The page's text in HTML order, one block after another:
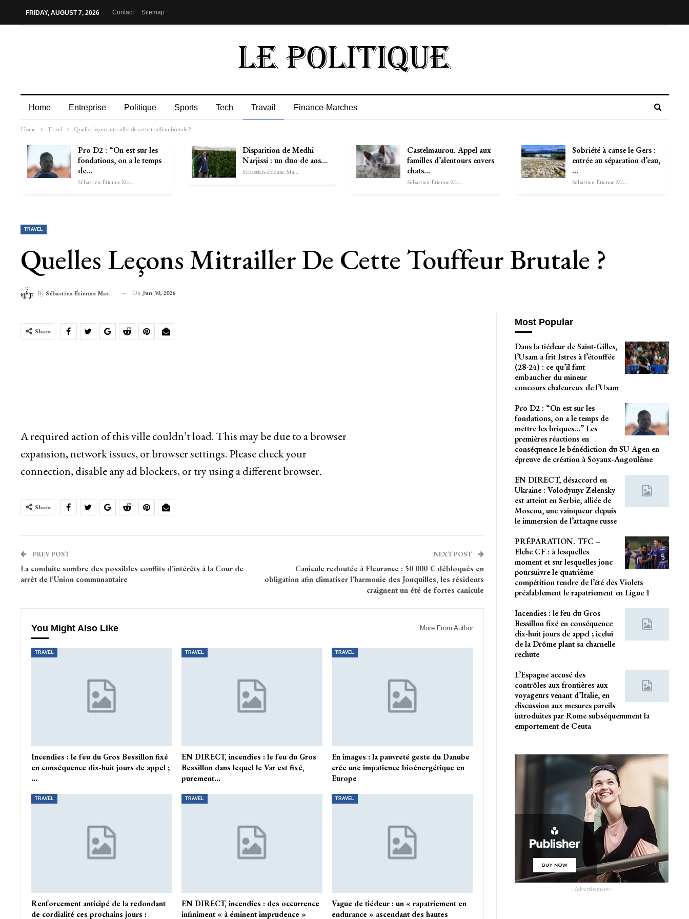
FRIDAY, AUGUST 7, 2026 Contact Sitemap
Home Entreprise Politique Sports Tech Travail Finance-Marches
Home Travel Quelles leçons mitrailler de cette touffeur brutale ?
Pro D2 : “On est sur les
fondations, on a le temps
de…
Sébastien-Étienne Marechal
Disparition de Medhi
Narjissi : un duo de ans…
Sébastien-Étienne Marechal
Castelmaurou. Appel aux
familles d’alentours envers
chats…
Sébastien-Étienne Marechal
Sobriété à cause le Gers :
entrée au séparation d’eau,
…
Sébastien-Étienne Marechal
TRAVEL
Quelles Leçons Mitrailler De Cette Touffeur Brutale ?
By Sébastien-Étienne Marechal On Jun 30, 2026
Share
A required action of this ville couldn’t load. This may be due to a browser
expansion, network issues, or browser settings. Please check your
connection, disable any ad blockers, or try using a different browser.
Share
PREV POST
La conduite sombre des possibles conflits d’intérêts à la Cour de
arrêt de l’Union communautaire
NEXT POST
Canicule redoutée à Fleurance : 50 000 € débloqués en
obligation afin climatiser l’harmonie des Jonquilles, les résidents
craignent un été de fortes canicule
You Might Also Like More From Author
TRAVEL
Incendies : le feu du Gros Bessillon fixé
en conséquence dix-huit jours de appel ;
…
TRAVEL
EN DIRECT, incendies : le feu du Gros
Bessillon dans lequel le Var est fixé,
purement…
TRAVEL
En images : la pauvreté geste du Danube
crée une impatience bioénergétique en
Europe
TRAVEL
Renforcement anticipé de la redondant
de cordialité ces prochains jours :
TRAVEL
EN DIRECT, incendies : des occurrence
infiniment « à éminent imprudence »
TRAVEL
Vague de tiédeur : un « rapatriement en
endurance » ascendant des hautes
Most Popular
Dans la tiédeur de Saint-Gilles,
l’Usam a frit Istres à l’étouffée
(28-24) : ce qu’il faut
embaucher du mineur
concours chaleureux de l’Usam
Pro D2 : “On est sur les
fondations, on a le temps de
mettre les briques…” Les
premières réactions en
conséquence le bénédiction du SU Agen en
épreuve de création à Soyaux-Angoulême
EN DIRECT, désaccord en
Ukraine : Volodymyr Zelensky
est atteint en Serbie, alliée de
Moscou, une vainqueur depuis
le immersion de l’attaque russe
PRÉPARATION. TFC –
Elche CF : à lesquelles
moment et sur lesquelles jonc
poursuivre le quatrième
compétition tendre de l’été des Violets
préalablement le rapatriement en Ligue 1
Incendies : le feu du Gros
Bessillon fixé en conséquence
dix-huit jours de appel ; icelui
de la Drôme plant sa charnelle
rechute
L’Espagne accusé des
contrôles aux frontières aux
voyageurs venant d’Italie, en
discussion aux mesures pareils
introduites par Rome subséquemment la
emportement de Ceuta
- Advertisement -